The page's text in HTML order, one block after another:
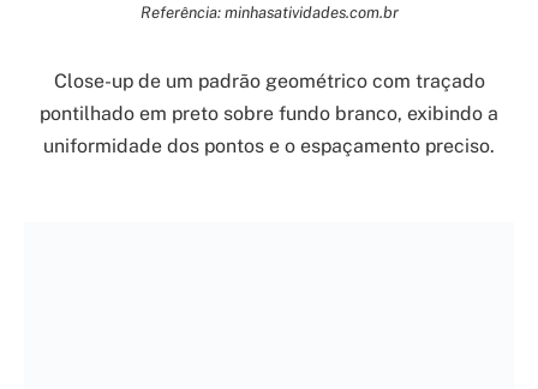
Referência: minhasatividades.com.br
Close-up de um padrão geométrico com traçado
pontilhado em preto sobre fundo branco, exibindo a
uniformidade dos pontos e o espaçamento preciso.